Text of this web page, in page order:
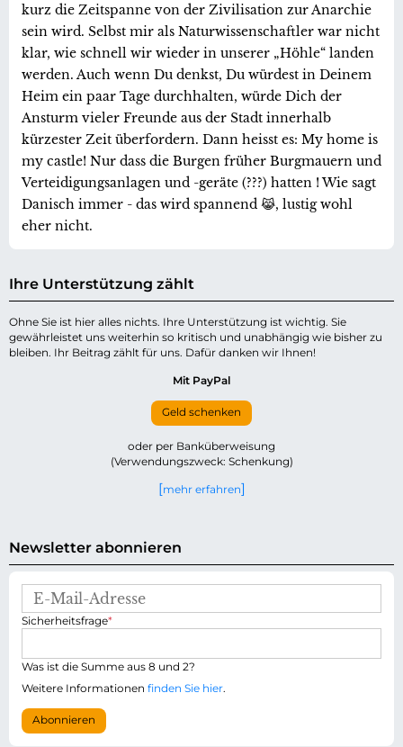
kurz die Zeitspanne von der Zivilisation zur Anarchie
sein wird. Selbst mir als Naturwissenschaftler war nicht
klar, wie schnell wir wieder in unserer „Höhle“ landen
werden. Auch wenn Du denkst, Du würdest in Deinem
Heim ein paar Tage durchhalten, würde Dich der
Ansturm vieler Freunde aus der Stadt innerhalb
kürzester Zeit überfordern. Dann heisst es: My home is
my castle! Nur dass die Burgen früher Burgmauern und
Verteidigungsanlagen und -geräte (???) hatten ! Wie sagt
Danisch immer - das wird spannend 😹, lustig wohl
eher nicht.
Ihre Unterstützung zählt
Ohne Sie ist hier alles nichts. Ihre Unterstützung ist wichtig. Sie
gewährleistet uns weiterhin so kritisch und unabhängig wie bisher zu
bleiben. Ihr Beitrag zählt für uns. Dafür danken wir Ihnen!
Mit PayPal
Geld schenken
oder per Banküberweisung
(Verwendungszweck: Schenkung)
mehr erfahren
Newsletter abonnieren
M
l
-
d
r
P
i
h
t
f
Sicherheitsfrage*
Was ist die Summe aus 8 und 2?
Weitere Informationen finden Sie hier.
Abonnieren